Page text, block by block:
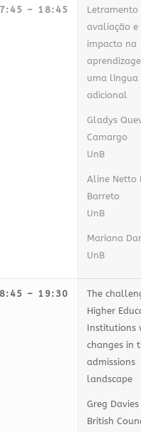
– 18:45
Letramento
avaliação e
impacto na
uma língua
adicional
Gladys
Camargo
UnB
Aline Netto
Barreto
UnB
Mariana
UnB
– 19:30
The
Higher
Institutions
changes in
admissions
landscape
Greg Davies
British